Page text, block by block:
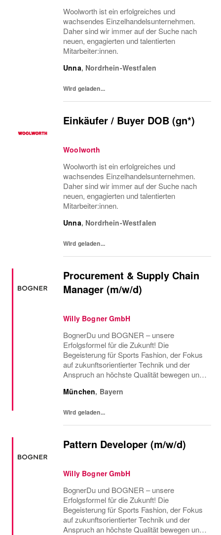
Woolworth ist ein erfolgreiches und
wachsendes Einzelhandelsunternehmen.
Daher sind wir immer auf der Suche nach
neuen, engagierten und talentierten
Mitarbeiter:innen.
Unna, Nordrhein-Westfalen
Wird geladen...
Einkäufer / Buyer DOB (gn*)
Woolworth
Woolworth ist ein erfolgreiches und
wachsendes Einzelhandelsunternehmen.
Daher sind wir immer auf der Suche nach
neuen, engagierten und talentierten
Mitarbeiter:innen.
Unna, Nordrhein-Westfalen
Wird geladen...
Procurement & Supply Chain
Manager (m/w/d)
Willy Bogner GmbH
BognerDu und BOGNER – unsere
Erfolgsformel für die Zukunft! Die
Begeisterung für Sports Fashion, der Fokus
auf zukunftsorientierter Technik und der
Anspruch an höchste Qualität bewegen uns
Bestes zu geben. Und wir wollen noch
München, Bayern
Wird geladen...
Pattern Developer (m/w/d)
Willy Bogner GmbH
BognerDu und BOGNER – unsere
Erfolgsformel für die Zukunft! Die
Begeisterung für Sports Fashion, der Fokus
auf zukunftsorientierter Technik und der
Anspruch an höchste Qualität bewegen uns